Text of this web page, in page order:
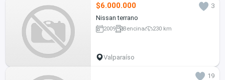
$6.000.000
3
Nissan terrano
2009 Bencina 230 km
Valparaíso
19